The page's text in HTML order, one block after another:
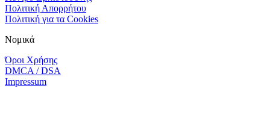
Πολιτική Απορρήτου
Πολιτική για τα Cookies
Νομικά
Όροι Χρήσης
DMCA / DSA
Impressum